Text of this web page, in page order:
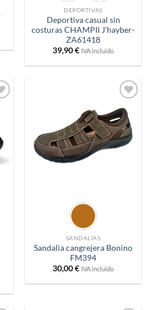
DEPORTIVAS
Deportiva casual sin
costuras CHAMPII J’hayber-
ZA61418
39,90€ IVA incluido
Añadir
a
deseos
SANDALIAS
Sandalia cangrejera Bonino
FM394
30,00€ IVA incluido